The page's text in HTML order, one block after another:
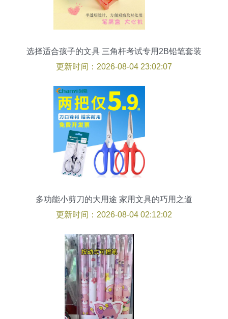
选择适合孩子的文具 三角杆考试专用2B铅笔套装
的全方位解析
更新时间：2026-08-04 23:02:07
多功能小剪刀的大用途 家用文具的巧用之道
更新时间：2026-08-04 02:12:02